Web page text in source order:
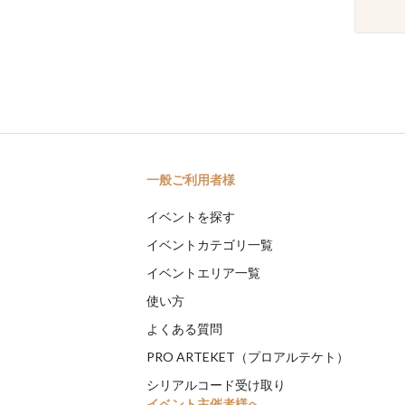
一般ご利用者様
イベントを探す
イベントカテゴリ一覧
イベントエリア一覧
使い方
よくある質問
PRO ARTEKET（プロアルテケト）
シリアルコード受け取り